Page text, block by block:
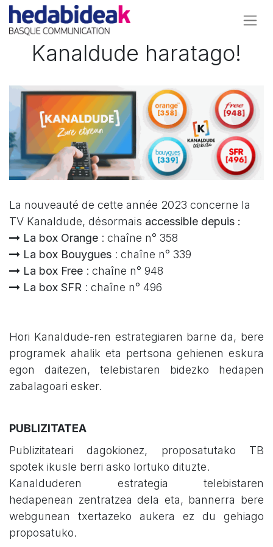
Kanaldude haratago!
La nouveauté de cette année 2023 concerne la
TV Kanaldude, désormais accessible depuis :
La box Orange : chaîne n° 358
La box Bouygues : chaîne n° 339
La box Free : chaîne n° 948
La box SFR : chaîne n° 496
Hori Kanaldude-ren estrategiaren barne da, bere
programek ahalik eta pertsona gehienen eskura
egon daitezen, telebistaren bidezko hedapen
zabalagoari esker.
PUBLIZITATEA
Publizitateari dagokionez, proposatutako TB
spotek ikusle berri asko lortuko dituzte.
Kanalduderen estrategia telebistaren
hedapenean zentratzea dela eta, bannerra bere
webgunean txertazeko aukera ez du gehiago
proposatuko.